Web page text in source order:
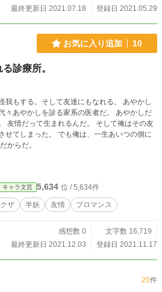
してからは、一回も戻されたことはないので大
最終更新日 2021.07.18
登録日 2021.05.29
お気に入り追加 10
診療所。
する。そして友達にもなれる。 あやかし
々あやかしを診る家系の医者だ。 あやかしだ
生まれるんだ。 そして俺はその友
せてしまった。 でも俺は、一生あいつの側に
からだ。
キャラ文芸 5,634 位 / 5,634件
ザ 半妖 友情 ブロマンス
感想数 0
文字数 16,719
最終更新日 2021.12.03
登録日 2021.11.17
20件